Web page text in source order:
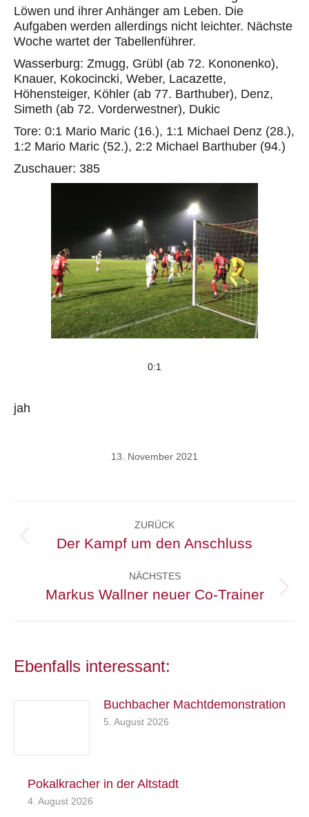
Löwen und ihrer Anhänger am Leben. Die
Aufgaben werden allerdings nicht leichter. Nächste
Woche wartet der Tabellenführer.
Wasserburg: Zmugg, Grübl (ab 72. Kononenko),
Knauer, Kokocincki, Weber, Lacazette,
Höhensteiger, Köhler (ab 77. Barthuber), Denz,
Simeth (ab 72. Vorderwestner), Dukic
Tore: 0:1 Mario Maric (16.), 1:1 Michael Denz (28.),
1:2 Mario Maric (52.), 2:2 Michael Barthuber (94.)
Zuschauer: 385
0:1
jah
13. November 2021
ZURÜCK
Vorheriger
Der Kampf um den Anschluss
NÄCHSTES
Nächster
Markus Wallner neuer Co-Trainer
Ebenfalls interessant:
Buchbacher Machtdemonstration
5. August 2026
Pokalkracher in der Altstadt
4. August 2026